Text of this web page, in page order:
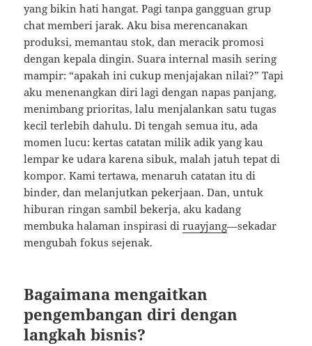
yang bikin hati hangat. Pagi tanpa gangguan grup
chat memberi jarak. Aku bisa merencanakan
produksi, memantau stok, dan meracik promosi
dengan kepala dingin. Suara internal masih sering
mampir: “apakah ini cukup menjajakan nilai?” Tapi
aku menenangkan diri lagi dengan napas panjang,
menimbang prioritas, lalu menjalankan satu tugas
kecil terlebih dahulu. Di tengah semua itu, ada
momen lucu: kertas catatan milik adik yang kau
lempar ke udara karena sibuk, malah jatuh tepat di
kompor. Kami tertawa, menaruh catatan itu di
binder, dan melanjutkan pekerjaan. Dan, untuk
hiburan ringan sambil bekerja, aku kadang
membuka halaman inspirasi diruayjang—sekadar
mengubah fokus sejenak.
Bagaimana mengaitkan
pengembangan diri dengan
langkah bisnis?